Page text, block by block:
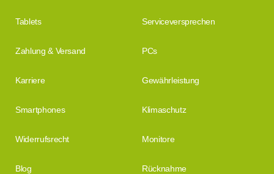
Tablets Serviceversprechen
Zahlung & Versand PCs
Karriere Gewährleistung
Smartphones Klimaschutz
Widerrufsrecht Monitore
Blog Rücknahme